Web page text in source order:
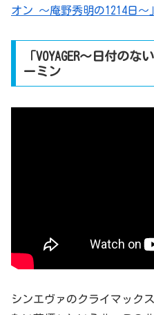
オン ～庵野秀明の1214日～
「VOYAGER〜日付の
ーミン
シンエヴァのクライマックス